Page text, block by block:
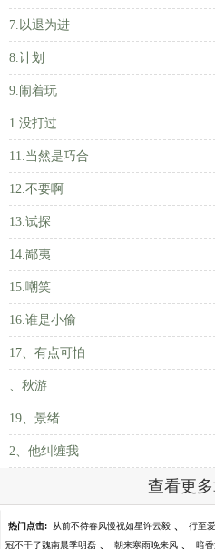
7.以退为进
8.计划
9.闹着玩
1.没打过
11.当然是巧合
12.不要啊
13.试探
14.鄙夷
15.嘲笑
16.谁是小偷
17、有点可怕
、秋游
19、景绪
2、他纠缠我
查看更
热门点击: 从前不待春风慢祝如星许云毅 、 行至
冠不干了魏南晨季明磊 、 朝来寒雨晚来风 、 暗